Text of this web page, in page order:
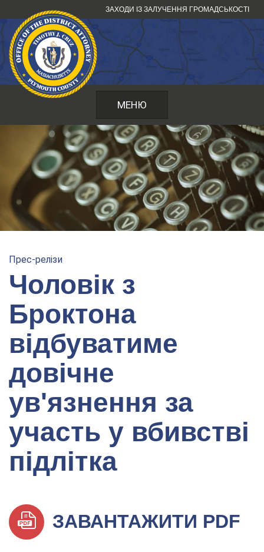
до
змісту
ЗАХОДИ ІЗ ЗАЛУЧЕННЯ ГРОМАДСЬКОСТІ
МЕНЮ
Прес-релізи
Чоловік з
Броктона
відбуватиме
довічне
ув'язнення за
участь у вбивстві
підлітка
ЗАВАНТАЖИТИ PDF